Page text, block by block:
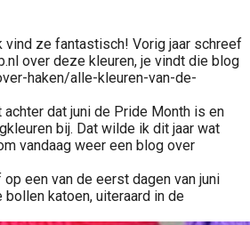
vind ze fantastisch! Vorig jaar schreef
over deze kleuren, je vindt die blog
haken/alle-kleuren-van-de-
dat juni de Pride Month is en
bij. Dat wilde ik dit jaar wat
vandaag weer een blog over
een van de eerst dagen van juni
katoen, uiteraard in de